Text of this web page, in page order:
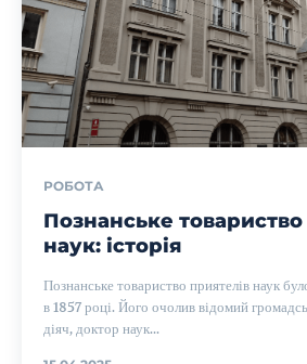
РОБОТА
Познанське товариство
наук: історія
Познанське товариство приятелів наук
в 1857 році. Його очолив відомий
діяч, доктор наук...